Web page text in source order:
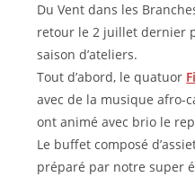
Du Vent dans les
retour le 2 juillet dernier
saison d’ateliers.
Tout d’abord, le quatuor
avec de la musique afro-
ont animé avec brio le
Le buffet composé
préparé par notre super